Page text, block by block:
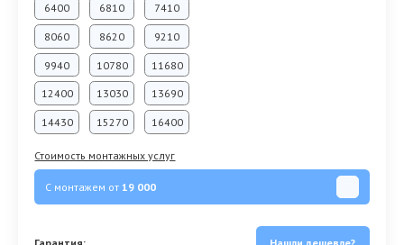
6400 6810 7410
8060 8620 9210
9940 10780 11680
12400 13030 13690
14430 15270 16400
Стоимость монтажных услуг
С монтажем от19 000